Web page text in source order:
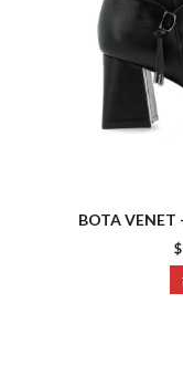
BOTA VENET
$